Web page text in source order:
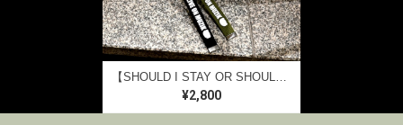
【SHOULD I STAY OR SHOULD I GO】ガチャベルト
¥2,800